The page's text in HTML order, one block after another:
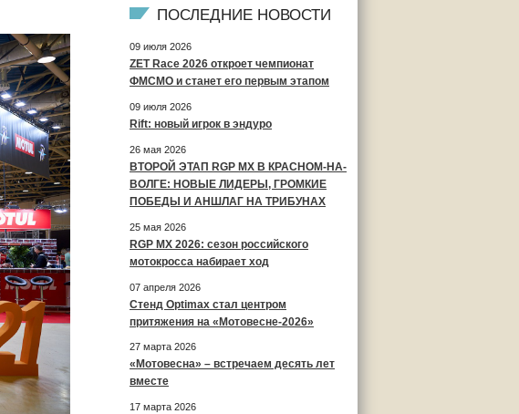
ПОСЛЕДНИЕ НОВОСТИ
09 июля 2026
ZET Race 2026 откроет чемпионат
ФМСМО и станет его первым этапом
09 июля 2026
Rift: новый игрок в эндуро
26 мая 2026
ВТОРОЙ ЭТАП RGP MX В КРАСНОМ-НА-
ВОЛГЕ: НОВЫЕ ЛИДЕРЫ, ГРОМКИЕ
ПОБЕДЫ И АНШЛАГ НА ТРИБУНАХ
25 мая 2026
RGP MX 2026: сезон российского
мотокросса набирает ход
07 апреля 2026
Стенд Optimax стал центром
притяжения на «Мотовесне-2026»
27 марта 2026
«Мотовесна» – встречаем десять лет
вместе
17 марта 2026